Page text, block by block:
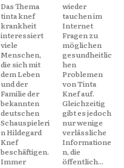
Das Thema
tinta knef
krankheit
interessiert
viele
Menschen,
die sich mit
dem Leben
und der
Familie der
bekannten
deutschen
Schauspieleri
n Hildegard
Knef
beschäftigen.
Immer
wieder
tauchen im
Internet
Fragen zu
möglichen
gesundheitlic
hen
Problemen
von Tinta
Knef auf.
Gleichzeitig
gibt es jedoch
nur wenige
verlässliche
Informatione
n, die
öffentlich...